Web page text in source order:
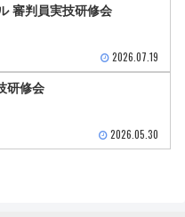
審判員実技研修会
2026.07.19
研修会
2026.05.30